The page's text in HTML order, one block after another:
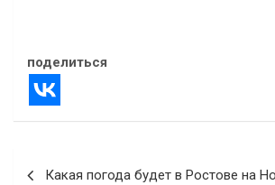
поделиться
Какая погода будет в Ростове на